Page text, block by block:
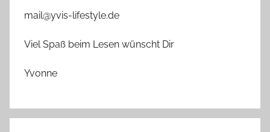
mail@yvis-lifestyle.de
Viel Spaß beim Lesen wünscht Dir
Yvonne